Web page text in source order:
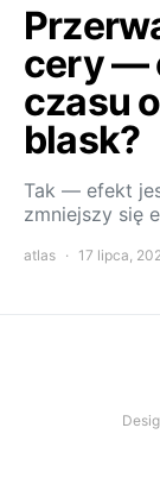
cery —
czasu
blask?
Tak — efekt
zmniejszy się
atlas 17 lipca,